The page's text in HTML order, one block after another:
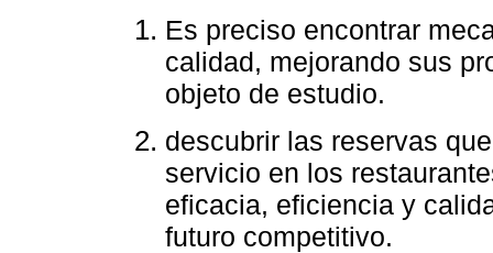
Es preciso encontrar
calidad, mejorando sus
objeto de estudio.
descubrir las reservas
servicio en los
eficacia, eficiencia y
futuro competitivo.